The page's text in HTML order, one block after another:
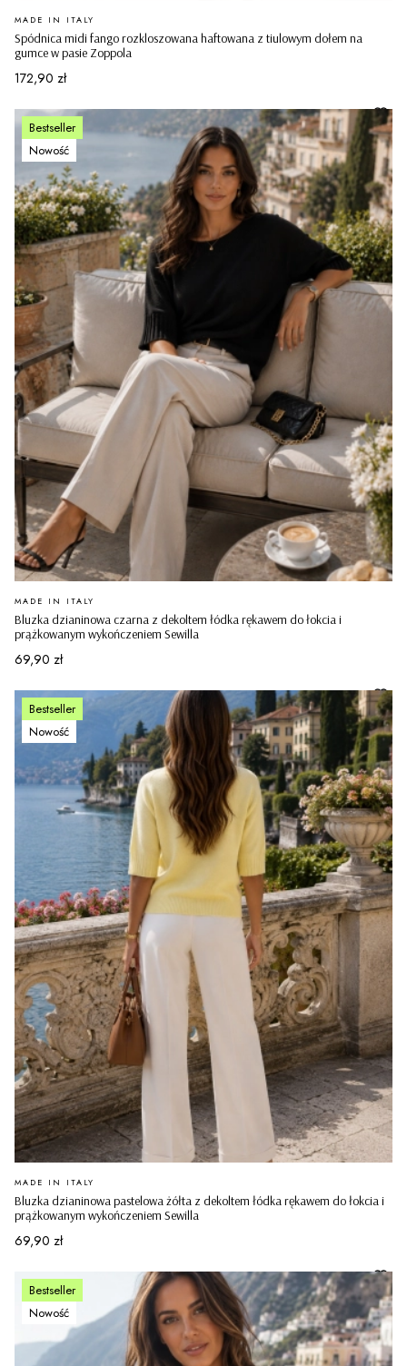
Spódnica midi fango rozkloszowana haftowana z tiulowym dołem na
gumce w pasie Zoppola
PRODUCENT
MADE IN ITALY
Cena
172,90 zł
Bestseller
Nowość
Bluzka dzianinowa czarna z dekoltem łódka rękawem do łokcia i
prążkowanym wykończeniem Sewilla
PRODUCENT
MADE IN ITALY
Cena
69,90 zł
Bestseller
Nowość
Bluzka dzianinowa pastelowa żółta z dekoltem łódka rękawem do łokcia i
prążkowanym wykończeniem Sewilla
PRODUCENT
MADE IN ITALY
Cena
69,90 zł
Bestseller
Nowość